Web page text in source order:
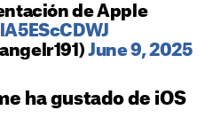
de Apple
June 9, 2025
ha gustado de iOS